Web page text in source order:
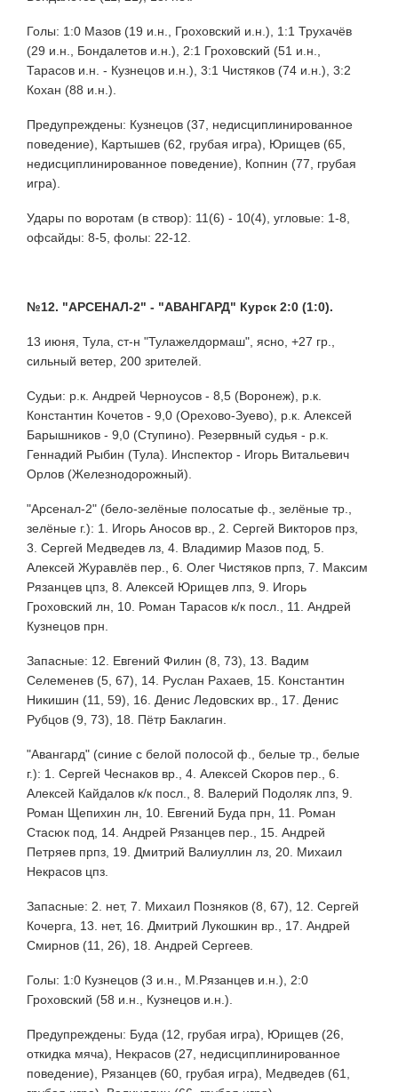
Голы: 1:0 Мазов (19 и.н., Гроховский и.н.), 1:1 Трухачёв
(29 и.н., Бондалетов и.н.), 2:1 Гроховский (51 и.н.,
Тарасов и.н. - Кузнецов и.н.), 3:1 Чистяков (74 и.н.), 3:2
Кохан (88 и.н.).
Предупреждены: Кузнецов (37, недисциплинированное
поведение), Картышев (62, грубая игра), Юрищев (65,
недисциплинированное поведение), Копнин (77, грубая
игра).
Удары по воротам (в створ): 11(6) - 10(4), угловые: 1-8,
офсайды: 8-5, фолы: 22-12.
№12. "АРСЕНАЛ-2" - "АВАНГАРД" Курск 2:0 (1:0).
13 июня, Тула, ст-н "Тулажелдормаш", ясно, +27 гр.,
сильный ветер, 200 зрителей.
Судьи: р.к. Андрей Черноусов - 8,5 (Воронеж), р.к.
Константин Кочетов - 9,0 (Орехово-Зуево), р.к. Алексей
Барышников - 9,0 (Ступино). Резервный судья - р.к.
Геннадий Рыбин (Тула). Инспектор - Игорь Витальевич
Орлов (Железнодорожный).
"Арсенал-2" (бело-зелёные полосатые ф., зелёные тр.,
зелёные г.): 1. Игорь Аносов вр., 2. Сергей Викторов прз,
3. Сергей Медведев лз, 4. Владимир Мазов под, 5.
Алексей Журавлёв пер., 6. Олег Чистяков прпз, 7. Максим
Рязанцев цпз, 8. Алексей Юрищев лпз, 9. Игорь
Гроховский лн, 10. Роман Тарасов к/к посл., 11. Андрей
Кузнецов прн.
Запасные: 12. Евгений Филин (8, 73), 13. Вадим
Селеменев (5, 67), 14. Руслан Рахаев, 15. Константин
Никишин (11, 59), 16. Денис Ледовских вр., 17. Денис
Рубцов (9, 73), 18. Пётр Баклагин.
"Авангард" (синие с белой полосой ф., белые тр., белые
г.): 1. Сергей Чеснаков вр., 4. Алексей Скоров пер., 6.
Алексей Кайдалов к/к посл., 8. Валерий Подоляк лпз, 9.
Роман Щепихин лн, 10. Евгений Буда прн, 11. Роман
Стасюк под, 14. Андрей Рязанцев пер., 15. Андрей
Петряев прпз, 19. Дмитрий Валиуллин лз, 20. Михаил
Некрасов цпз.
Запасные: 2. нет, 7. Михаил Позняков (8, 67), 12. Сергей
Кочерга, 13. нет, 16. Дмитрий Лукошкин вр., 17. Андрей
Смирнов (11, 26), 18. Андрей Сергеев.
Голы: 1:0 Кузнецов (3 и.н., М.Рязанцев и.н.), 2:0
Гроховский (58 и.н., Кузнецов и.н.).
Предупреждены: Буда (12, грубая игра), Юрищев (26,
откидка мяча), Некрасов (27, недисциплинированное
поведение), Рязанцев (60, грубая игра), Медведев (61,